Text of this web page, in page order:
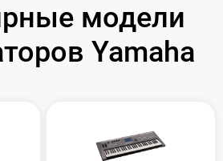
модели
Yamaha